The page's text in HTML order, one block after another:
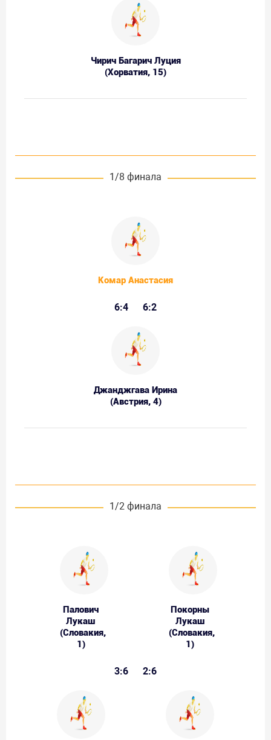
Чирич Багарич Луция
(Хорватия, 15)
1/8 финала
Комар Анастасия
6:4 6:2
Джанджгава Ирина
(Австрия, 4)
1/2 финала
Палович
Лукаш
(Словакия,
1)
Покорны
Лукаш
(Словакия,
1)
3:6 2:6